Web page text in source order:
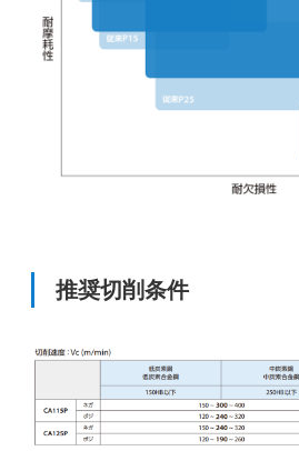
推奨切削条件